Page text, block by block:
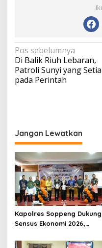
Navigasi
pos
Pos sebelumnya
Di Balik Riuh Lebaran,
Patroli Sunyi yang Setia
pada Perintah
Jangan Lewatkan
Kapolres Soppeng Dukung
Sensus Ekonomi 2026,
demi Masa Depan